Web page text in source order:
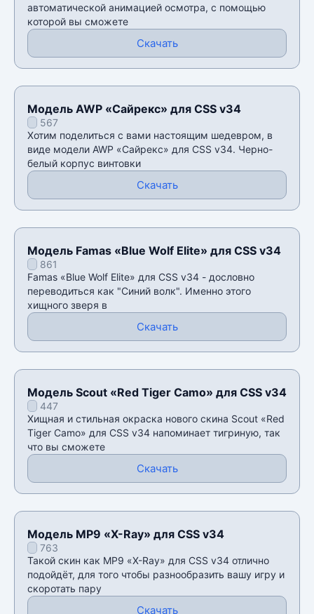
автоматической анимацией осмотра, с помощью
которой вы сможете
Скачать
Модель AWP «Сайрекс» для CSS v34
567
Хотим поделиться с вами настоящим шедевром, в
виде модели AWP «Сайрекс» для CSS v34. Черно-
белый корпус винтовки
Скачать
Модель Famas «Blue Wolf Elite» для CSS v34
861
Famas «Blue Wolf Elite» для CSS v34 - дословно
переводиться как "Синий волк". Именно этого
хищного зверя в
Скачать
Модель Scout «Red Tiger Camo» для CSS v34
447
Хищная и стильная окраска нового скина Scout «Red
Tiger Camo» для CSS v34 напоминает тигриную, так
что вы сможете
Скачать
Модель MP9 «X-Ray» для CSS v34
763
Такой скин как MP9 «X-Ray» для CSS v34 отлично
подойдёт, для того чтобы разнообразить вашу игру и
скоротать пару
Скачать